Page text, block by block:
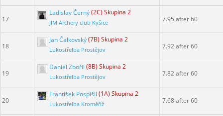
17
Ladislav Černý(2C) Skupina 2
JIM Archery club Kyšice 7.95 after 60
18
Jan Čalkovský(7B) Skupina 2
Lukostřelba Prostějov 7.92 after 60
19
Daniel Zbořil (8B) Skupina 2
Lukostřelba Prostějov 7.82 after 60
20
František Pospíšil (1A) Skupina 2
Lukostřelba Kroměříž 7.68 after 60